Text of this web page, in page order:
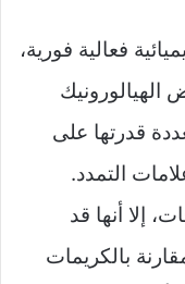
فعالية فورية،
قدرتها على
التمدد.
إلا أنها قد
بالكريمات